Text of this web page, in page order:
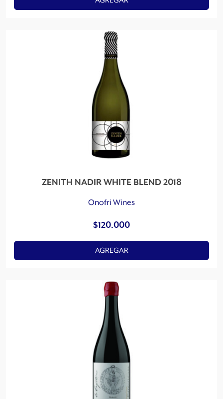
ZENITH NADIR WHITE BLEND 2018
Onofri Wines
$120.000
AGREGAR